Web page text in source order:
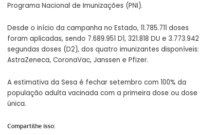
Programa Nacional de Imunizações (PNI).
Desde o início da campanha no Estado, 11.785.711 doses
foram aplicadas, sendo 7.689.951 D1, 321.818 DU e 3.773.942
segundas doses (D2), dos quatro imunizantes disponíveis:
AstraZeneca, CoronaVac, Janssen e Pfizer.
A estimativa da Sesa é fechar setembro com 100% da
população adulta vacinada com a primeira dose ou dose
única.
Compartilhe isso: